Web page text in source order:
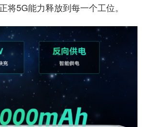
将5G能力释放到每一个工位。